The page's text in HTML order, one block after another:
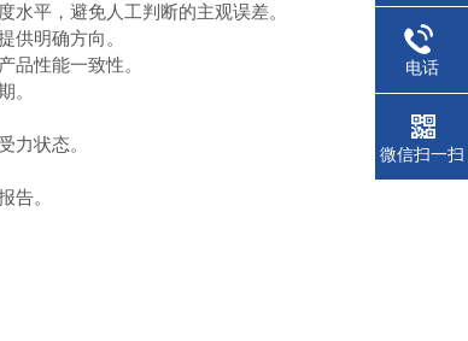
平，避免人工判断的主观误差。
明确方向。
性能一致性。
。
状态。
告。
电话
微信扫一扫